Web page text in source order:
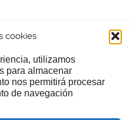
cookies
utilizamos
para almacenar
nos permitirá procesar
de navegación